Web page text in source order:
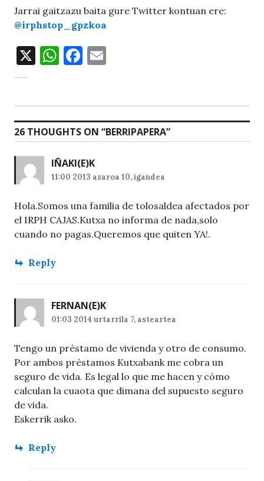
Jarrai gaitzazu baita gure Twitter kontuan ere:
@irphstop_gpzkoa
X W
s
A
p
p
F
e
b
o
o
k
l
26 THOUGHTS ON “BERRIPAPERA”
IÑAKI(E)K
11:00 2013 azaroa 10, igandea
Hola.Somos una familia de tolosaldea afectados por
el IRPH CAJAS.Kutxa no informa de nada,solo
cuando no pagas.Queremos que quiten YA!.
Reply
FERNAN(E)K
01:03 2014 urtarrila 7, asteartea
Tengo un préstamo de vivienda y otro de consumo.
Por ambos préstamos Kutxabank me cobra un
seguro de vida. Es legal lo que me hacen y cómo
calculan la cuaota que dimana del supuesto seguro
de vida.
Eskerrik asko.
Reply